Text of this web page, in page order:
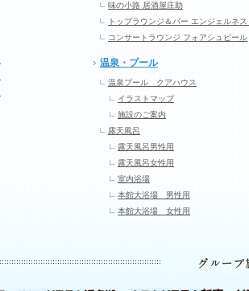
味の小路 居酒屋庄助
トップラウンジ＆バー エンジェルネス
コンサートラウンジ フォアシュピール
温泉・プール
温泉プール クアハウス
イラストマップ
施設のご案内
露天風呂
露天風呂男性用
露天風呂女性用
室内浴場
本館大浴場 男性用
本館大浴場 女性用